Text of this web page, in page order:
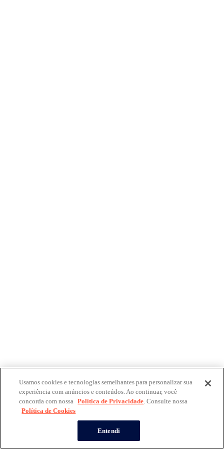
Usamos cookies e tecnologias semelhantes para personalizar sua
experiência com anúncios e conteúdos. Ao continuar, você
concorda com nossa Política de Privacidade. Consulte nossa
Política de Cookies
Entendi